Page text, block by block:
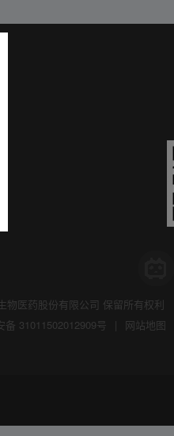
物医药股份有限公司 保留所有权利
备 31011502012909号
| 网站地图